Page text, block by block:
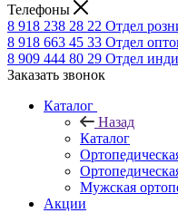
Телефоны
8 918 238 28 22 Отдел
8 918 663 45 33 Отдел
8 909 444 80 29 Отдел
Заказать звонок
Каталог
Назад
Каталог
Мужская
Акции